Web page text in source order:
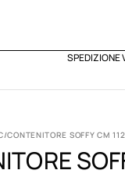
SPEDIZIONE
CONTENITORE SOFFY CM